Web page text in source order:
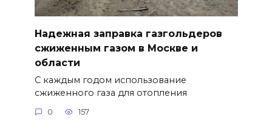
Надежная заправка газгольдеров
сжиженным газом в Москве и
области
С каждым годом использование
сжиженного газа для отопления
0 157